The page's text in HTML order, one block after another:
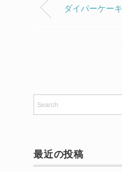
ダイパーケーキ
最近の投稿